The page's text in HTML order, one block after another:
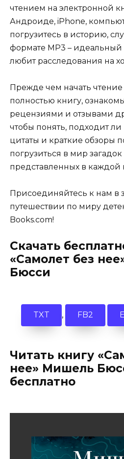
чтением на электронной
Андроиде, iPhone,
погрузитесь в историю,
формате MP3 – идеальный
любит расследования на
Прежде чем начать чтение
полностью книгу,
рецензиями и отзывами
чтобы понять, подходит
цитаты и краткие обзоры
погрузиться в мир загадок
представленных в каждой
Присоединяйтесь к нам в
путешествии по миру
Books.com!
Скачать
«Самолет без
Бюсси
TXT , FB2
Читать книгу
нее» Мишель
бесплатно